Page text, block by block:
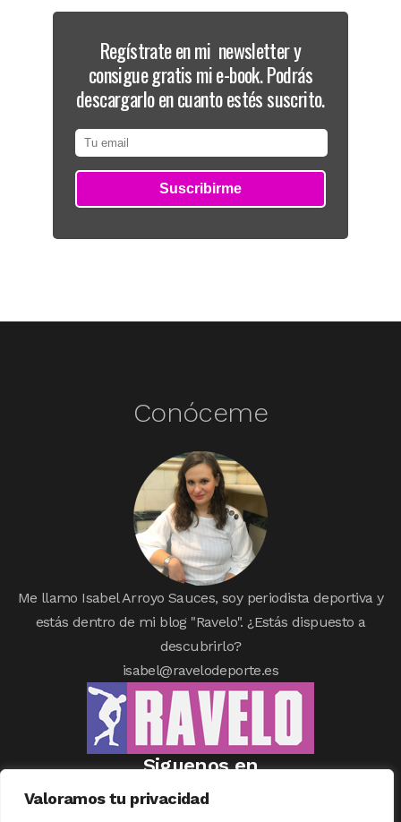
Valoramos tu privacidad
Regístrate en mi newsletter y
consigue gratis mi e-book. Podrás
descargarlo en cuanto estés suscrito.
Conóceme
Me llamo Isabel Arroyo Sauces, soy periodista deportiva y
estás dentro de mi blog "Ravelo". ¿Estás dispuesto a
descubrirlo?
isabel@ravelodeporte.es
Siguenos en